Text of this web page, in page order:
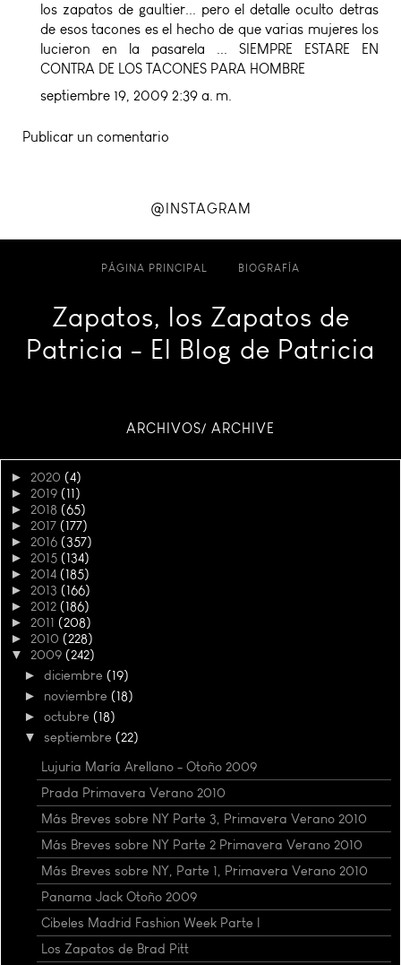
los zapatos de gaultier... pero el detalle oculto detras
de esos tacones es el hecho de que varias mujeres los
lucieron en la pasarela ... SIEMPRE ESTARE EN
CONTRA DE LOS TACONES PARA HOMBRE
septiembre 19, 2009 2:39 a. m.
Publicar un comentario
@INSTAGRAM
PÁGINA PRINCIPAL BIOGRAFÍA
Zapatos, los Zapatos de
Patricia - El Blog de Patricia
ARCHIVOS/ ARCHIVE
► 2020 (4)
► 2019 (11)
► 2018 (65)
► 2017 (177)
► 2016 (357)
► 2015 (134)
► 2014 (185)
► 2013 (166)
► 2012 (186)
► 2011 (208)
► 2010 (228)
▼ 2009 (242)
► diciembre (19)
► noviembre (18)
► octubre (18)
▼ septiembre (22)
Lujuria María Arellano - Otoño 2009
Prada Primavera Verano 2010
Más Breves sobre NY Parte 3, Primavera Verano 2010
Más Breves sobre NY Parte 2 Primavera Verano 2010
Más Breves sobre NY, Parte 1, Primavera Verano 2010
Panama Jack Otoño 2009
Cibeles Madrid Fashion Week Parte I
Los Zapatos de Brad Pitt